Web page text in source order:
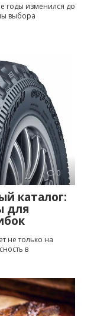
годы изменился до
выбора
0
каталог:
для
не только на
в